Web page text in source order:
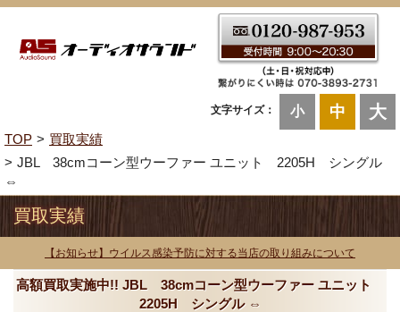
文字サイズ： 小 中 大
TOP
買取実績
JBL 38cmコーン型ウーファー ユニット 2205H シングル
⇔
買取実績
【お知らせ】ウイルス感染予防に対する当店の取り組みについて
高額買取実施中!! JBL 38cmコーン型ウーファー ユニット
2205H シングル ⇔